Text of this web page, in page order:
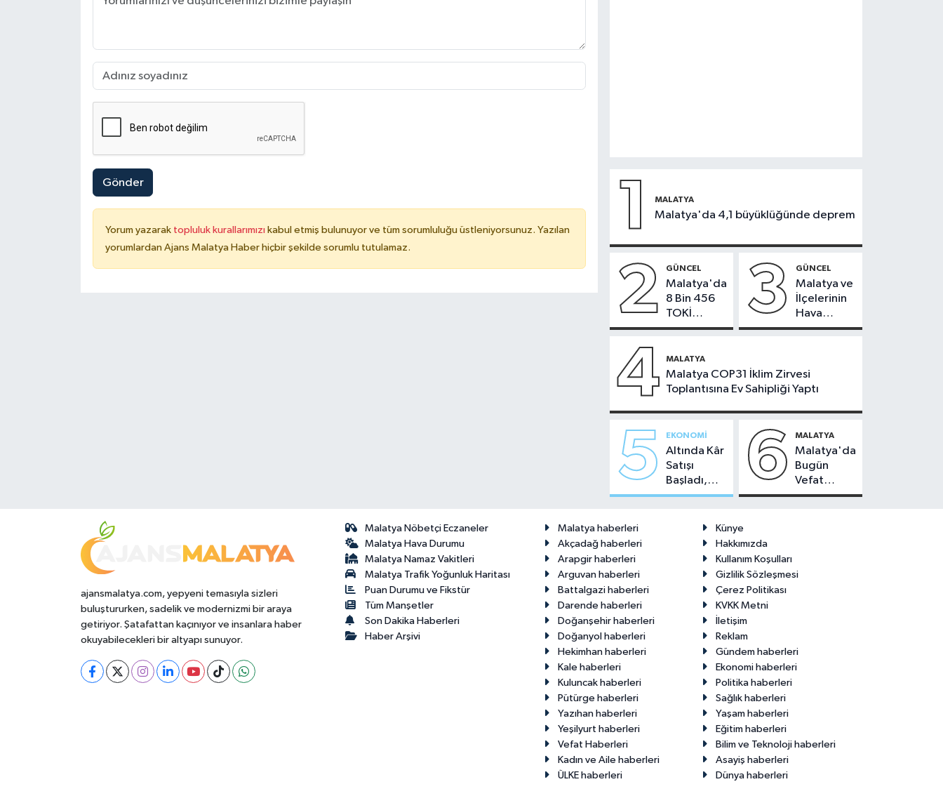
Gönder
Yorum yazarak topluluk kurallarımızı kabul etmiş bulunuyor ve tüm sorumluluğu üstleniyorsunuz. Yazılan
yorumlardan Ajans Malatya Haber hiçbir şekilde sorumlu tutulamaz.
1 MALATYA
Malatya'da 4,1 büyüklüğünde deprem
2 GÜNCEL
Malatya'da
8 Bin 456
TOKİ
Konutunun
Bugün
Çekiliyor
3 GÜNCEL
Malatya ve
İlçelerinin
Hava
Durumu -
2026
4 MALATYA
Malatya COP31 İklim Zirvesi
Toplantısına Ev Sahipliği Yaptı
5 EKONOMI
Altında Kâr
Satışı
Başladı,
Malatya'da
Durumda?
6 MALATYA
Malatya'da
Bugün
Vefat
Edenler -
ajansmalatya.com, yepyeni temasıyla sizleri
buluştururken, sadelik ve modernizmi bir araya
getiriyor. Şatafattan kaçınıyor ve insanlara haber
okuyabilecekleri bir altyapı sunuyor.
Malatya Nöbetçi Eczaneler
Malatya Hava Durumu
Malatya Namaz Vakitleri
Malatya Trafik Yoğunluk Haritası
Puan Durumu ve Fikstür
Tüm Manşetler
Son Dakika Haberleri
Haber Arşivi
Malatya haberleri
Künye
Akçadağ haberleri
Hakkımızda
Arapgir haberleri
Kullanım Koşulları
Arguvan haberleri
Gizlilik Sözleşmesi
Battalgazi haberleri
Çerez Politikası
Darende haberleri
KVKK Metni
Doğanşehir haberleri
İletişim
Doğanyol haberleri
Reklam
Hekimhan haberleri
Gündem haberleri
Kale haberleri
Ekonomi haberleri
Kuluncak haberleri
Politika haberleri
Pütürge haberleri
Sağlık haberleri
Yazıhan haberleri
Yaşam haberleri
Yeşilyurt haberleri
Eğitim haberleri
Vefat Haberleri
Bilim ve Teknoloji haberleri
Kadın ve Aile haberleri
Asayiş haberleri
ÜLKE haberleri
Dünya haberleri